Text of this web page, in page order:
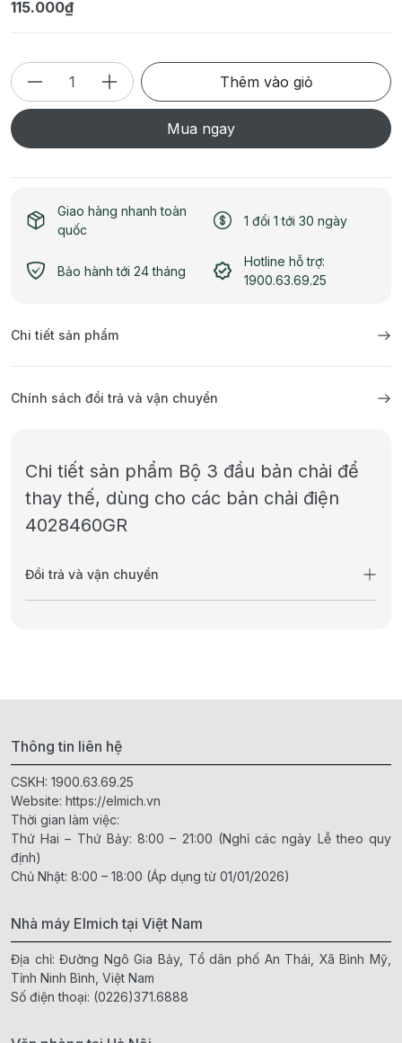
115.000₫
Thêm vào giỏ
Mua ngay
Giao hàng nhanh toàn
quốc
1 đổi 1 tới 30 ngày
Bảo hành tới 24 tháng
Hotline hỗ trợ:
1900.63.69.25
Chi tiết sản phẩm
Chính sách đổi trả và vận chuyển
Chi tiết sản phẩm Bộ 3 đầu bản chải để
thay thế, dùng cho các bản chải điện
4028460GR
Đổi trả và vận chuyển
Thông tin liên hệ
CSKH: 1900.63.69.25
Website: https://elmich.vn
Thời gian làm việc:
Thứ Hai – Thứ Bảy: 8:00 – 21:00 (Nghỉ các ngày Lễ theo quy
định)
Chủ Nhật: 8:00 – 18:00 (Áp dụng từ 01/01/2026)
Nhà máy Elmich tại Việt Nam
Địa chỉ: Đường Ngô Gia Bảy, Tổ dân phố An Thái, Xã Bình Mỹ,
Tỉnh Ninh Bình, Việt Nam
Số điện thoại: (0226)371.6888